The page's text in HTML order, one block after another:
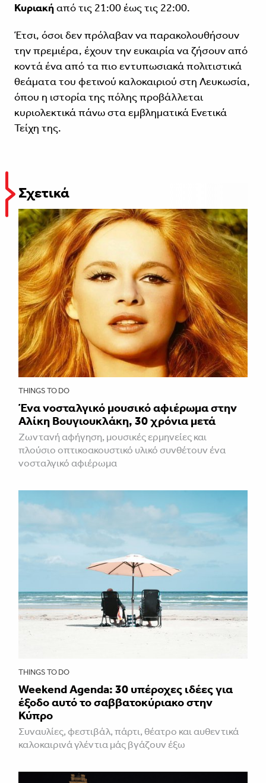
Κυριακήαπό τις 21:00 έως τις 22:00.
Έτσι, όσοι δεν πρόλαβαν να παρακολουθήσουν
την πρεμιέρα, έχουν την ευκαιρία να ζήσουν από
κοντά ένα από τα πιο εντυπωσιακά πολιτιστικά
θεάματα του φετινού καλοκαιριού στη Λευκωσία,
όπου η ιστορία της πόλης προβάλλεται
κυριολεκτικά πάνω στα εμβληματικά Ενετικά
Τείχη της.
Σχετικά
THINGS TO DO
Ένα νοσταλγικό μουσικό αφιέρωμα στην
Αλίκη Βουγιουκλάκη, 30 χρόνια μετά
Ζωντανή αφήγηση, μουσικές ερμηνείες και
πλούσιο οπτικοακουστικό υλικό συνθέτουν ένα
νοσταλγικό αφιέρωμα
THINGS TO DO
Weekend Agenda: 30 υπέροχες ιδέες για
έξοδο αυτό το σαββατοκύριακο στην
Κύπρο
Συναυλίες, φεστιβάλ, πάρτι, θέατρο και αυθεντικά
καλοκαιρινά γλέντια μάς βγάζουν έξω